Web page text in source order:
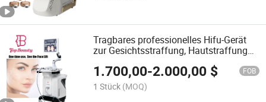
Tragbares professionelles Hifu-Gerät
zur Gesichtsstraffung, Hautstraffung
und Faltenentfernung 7D Hifu
1.700,00-2.000,00 $ FOB
1 Stück (MOQ)